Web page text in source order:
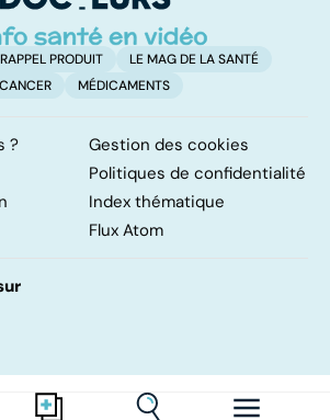
RAPPEL PRODUIT
LE MAG DE LA SANTÉ
CANCER
MÉDICAMENTS
?
Gestion des cookies
Politiques de confidentialité
Index thématique
Flux Atom